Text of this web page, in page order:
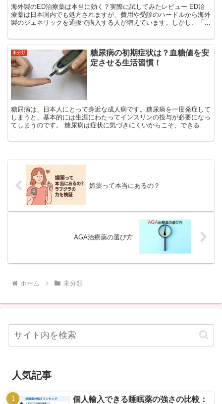
海外製のED治療薬は本当に効く？実際に試してみたレビュー ED治
療薬は日本国内でも処方されますが、費用や受診のハードルから海外
製のジェネリックを通販で購入する人が増えています。しかし、「本
未分類
糖尿病の初期症状は？血糖値を安
定させる生活習慣！
糖尿病は、日本人にとって身近な成人病です。糖尿病を一度発症して
しまうと、基本的には生涯にわたってインスリンの投与が必要になっ
てしまうのです。 糖尿病は症状に気づきにくいからこそ、できるだ
媚薬って本当にあるの？
AGA治療薬の選び方
ホーム 未分類
人気記事
個人輸入できる睡眠薬の強さの比較：